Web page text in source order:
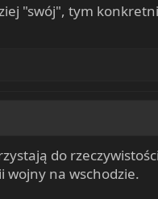
"swój", tym
do
wojny na wschodzie.